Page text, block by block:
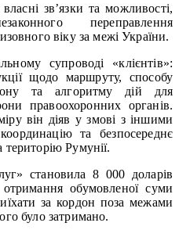
зв’язки та можливості,
переправлення
віку за межі України.
супроводі «клієнтів»:
щодо маршруту, способу
та алгоритму дій для
правоохоронних органів.
він діяв у змові з іншими
та безпосереднє
Румунії.
становила 8 000 доларів
обумовленої суми
за кордон поза межами
було затримано.